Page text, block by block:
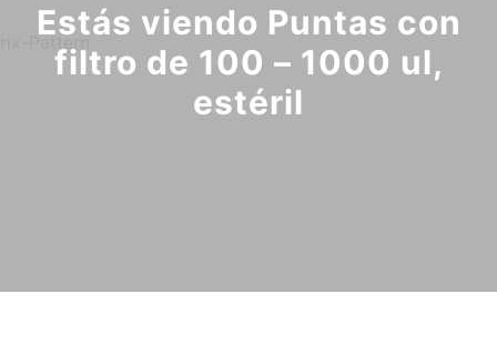
Estás viendo Puntas con
filtro de 100 – 1000 ul,
estéril